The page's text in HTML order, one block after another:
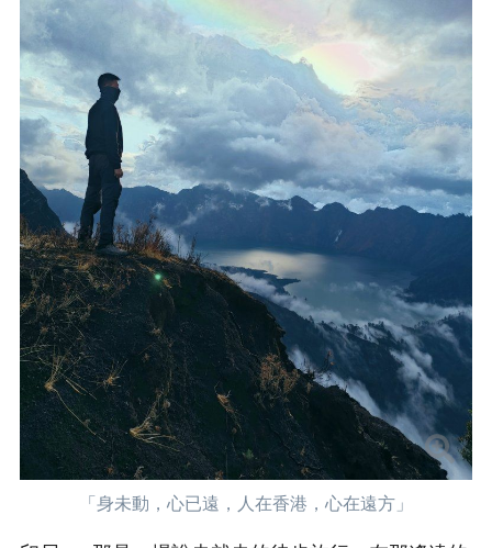
「身未動，心已遠，人在香港，心在遠方」